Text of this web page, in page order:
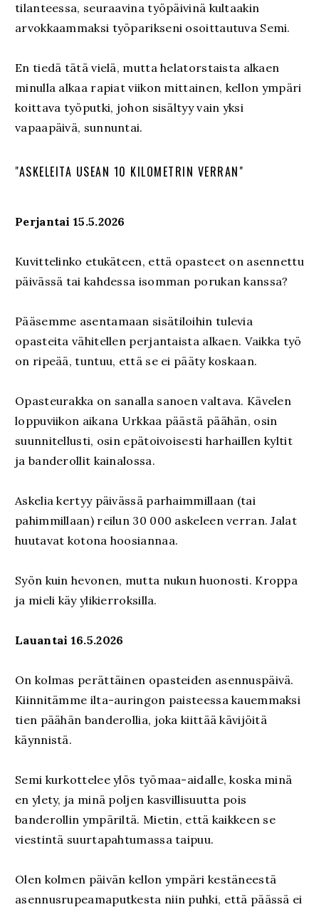
tilanteessa, seuraavina työpäivinä kultaakin
arvokkaammaksi työparikseni osoittautuva Semi.
En tiedä tätä vielä, mutta helatorstaista alkaen
minulla alkaa rapiat viikon mittainen, kellon ympäri
koittava työputki, johon sisältyy vain yksi
vapaapäivä, sunnuntai.
"ASKELEITA USEAN 10 KILOMETRIN VERRAN"
Perjantai 15.5.2026
Kuvittelinko etukäteen, että opasteet on asennettu
päivässä tai kahdessa isomman porukan kanssa?
Pääsemme asentamaan sisätiloihin tulevia
opasteita vähitellen perjantaista alkaen. Vaikka työ
on ripeää, tuntuu, että se ei pääty koskaan.
Opasteurakka on sanalla sanoen valtava. Kävelen
loppuviikon aikana Urkkaa päästä päähän, osin
suunnitellusti, osin epätoivoisesti harhaillen kyltit
ja banderollit kainalossa.
Askelia kertyy päivässä parhaimmillaan (tai
pahimmillaan) reilun 30 000 askeleen verran. Jalat
huutavat kotona hoosiannaa.
Syön kuin hevonen, mutta nukun huonosti. Kroppa
ja mieli käy ylikierroksilla.
Lauantai 16.5.2026
On kolmas perättäinen opasteiden asennuspäivä.
Kiinnitämme ilta-auringon paisteessa kauemmaksi
tien päähän banderollia, joka kiittää kävijöitä
käynnistä.
Semi kurkottelee ylös työmaa-aidalle, koska minä
en ylety, ja minä poljen kasvillisuutta pois
banderollin ympäriltä. Mietin, että kaikkeen se
viestintä suurtapahtumassa taipuu.
Olen kolmen päivän kellon ympäri kestäneestä
asennusrupeamaputkesta niin puhki, että päässä ei